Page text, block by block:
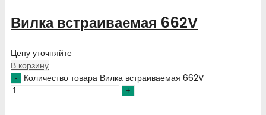
Вилка встраиваемая 662V
Цену уточняйте
В корзину
Количество товара Вилка встраиваемая 662V